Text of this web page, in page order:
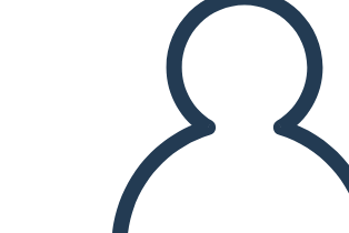
DIAVETÍTÉS LEJÁTSZÁSA
OLVASS NEKEM